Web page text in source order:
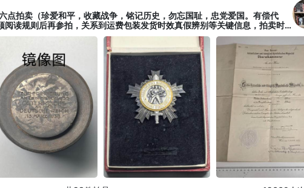
点拍卖（珍爱和平，收藏战争，铭记历史，勿忘国耻，忠党爱国。有偿代
阅读规则后再参拍，关系到运费包装发货时效真假辨别等关键信息，拍卖时
卖店铺介绍里或者找我要）